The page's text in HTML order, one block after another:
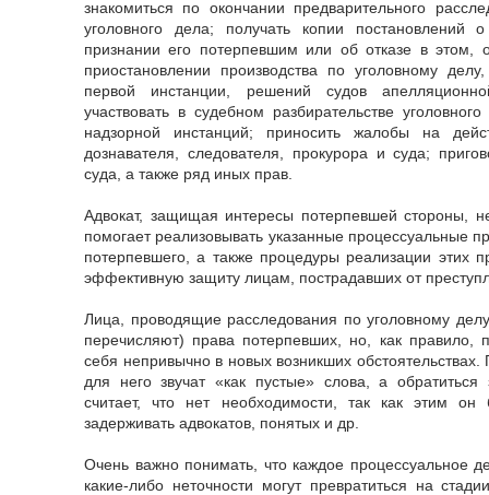
знакомиться по окончании предварительного
уголовного дела; получать копии постановлений
признании его потерпевшим или об отказе в этом,
приостановлении производства по уголовному
первой инстанции, решений судов
участвовать в судебном разбирательстве
надзорной инстанций; приносить жалобы на
дознавателя, следователя, прокурора и суда;
суда, а также ряд иных прав.
Адвокат, защищая интересы потерпевшей стороны,
помогает реализовывать указанные процессуальные
потерпевшего, а также процедуры реализации этих
эффективную защиту лицам, пострадавших от
Лица, проводящие расследования по уголовному
перечисляют) права потерпевших, но, как правило,
себя непривычно в новых возникших
для него звучат «как пустые» слова, а
считает, что нет необходимости, так как этим он
задерживать адвокатов, понятых и др.
Очень важно понимать, что каждое процессуальное
какие-либо неточности могут превратиться на